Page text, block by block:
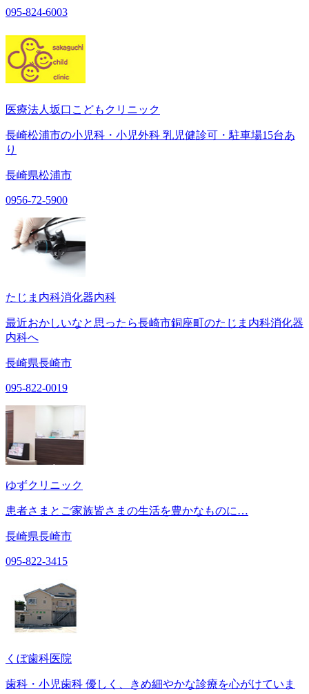
095-824-6003
医療法人坂口こどもクリニック
長崎松浦市の小児科・小児外科 乳児健診可・駐車場15台あ
り
長崎県松浦市
0956-72-5900
たじま内科消化器内科
最近おかしいなと思ったら長崎市銅座町のたじま内科消化器
内科へ
長崎県長崎市
095-822-0019
ゆずクリニック
患者さまとご家族皆さまの生活を豊かなものに…
長崎県長崎市
095-822-3415
くぼ歯科医院
歯科・小児歯科 優しく、きめ細やかな診療を心がけていま